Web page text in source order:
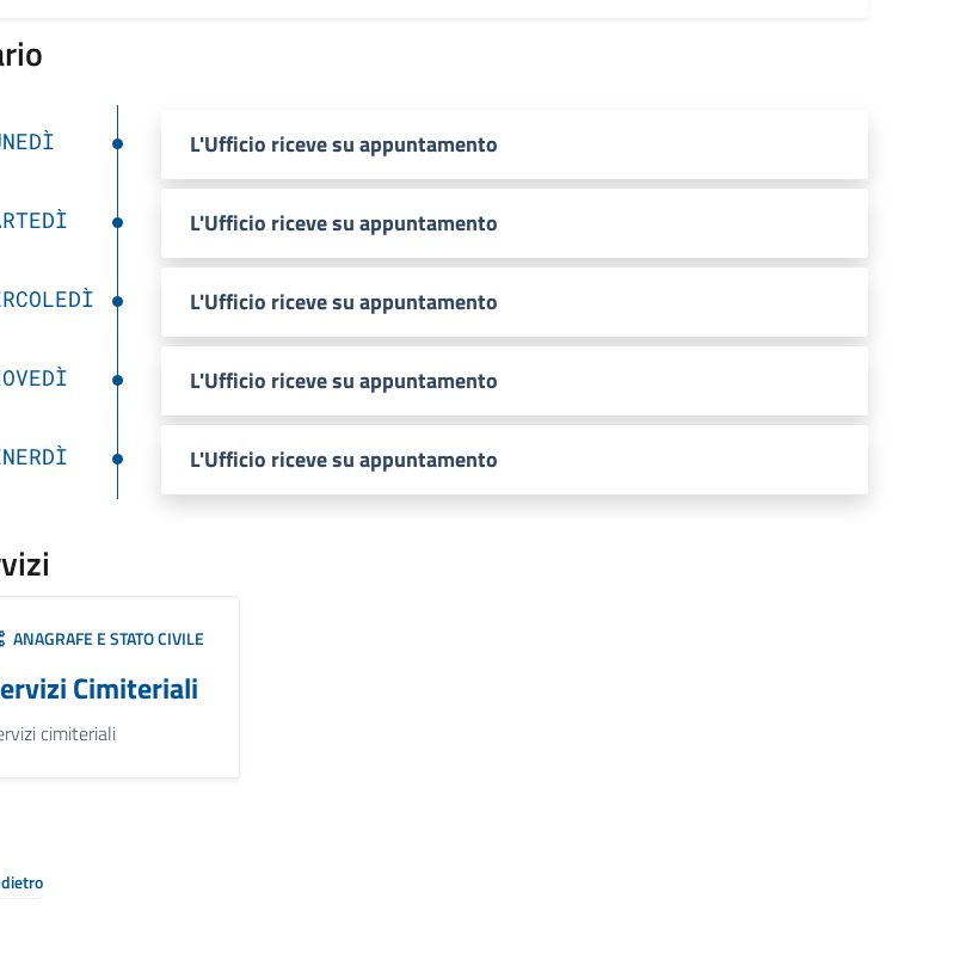
L'Ufficio riceve su appuntamento
L'Ufficio riceve su appuntamento
L'Ufficio riceve su appuntamento
L'Ufficio riceve su appuntamento
L'Ufficio riceve su appuntamento
ANAGRAFE E STATO CIVILE
Cimiteriali
cimiteriali